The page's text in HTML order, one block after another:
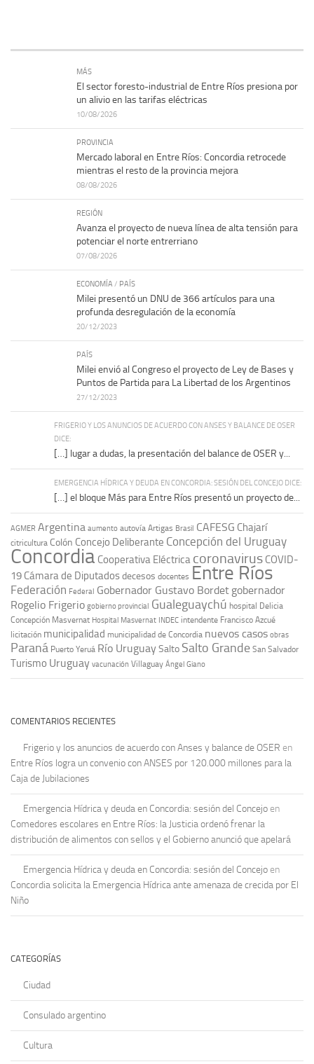
MÁS
El sector foresto-industrial de Entre Ríos presiona por
un alivio en las tarifas eléctricas
10/08/2026
PROVINCIA
Mercado laboral en Entre Ríos: Concordia retrocede
mientras el resto de la provincia mejora
08/08/2026
REGIÓN
Avanza el proyecto de nueva línea de alta tensión para
potenciar el norte entrerriano
07/08/2026
ECONOMÍA / PAÍS
Milei presentó un DNU de 366 artículos para una
profunda desregulación de la economía
20/12/2023
PAÍS
Milei envió al Congreso el proyecto de Ley de Bases y
Puntos de Partida para La Libertad de los Argentinos
27/12/2023
FRIGERIO Y LOS ANUNCIOS DE ACUERDO CON ANSES Y BALANCE DE OSER
DICE:
[…] lugar a dudas, la presentación del balance de OSER y...
EMERGENCIA HÍDRICA Y DEUDA EN CONCORDIA: SESIÓN DEL CONCEJO DICE:
[…] el bloque Más para Entre Ríos presentó un proyecto de...
AGMER Argentina aumento autovía Artigas Brasil CAFESG Chajarí
citricultura Colón Concejo Deliberante Concepción del Uruguay
Concordia Cooperativa Eléctrica coronavirus COVID-
19 Cámara de Diputadosdecesos docentes Entre Ríos
Federación Federal Gobernador Gustavo Bordet gobernador
Rogelio Frigerio gobierno provincial Gualeguaychú hospital Delicia
Concepción Masvernat Hospital Masvernat INDEC intendente Francisco Azcué
licitación municipalidad municipalidad de Concordia nuevos casos obras
Paraná Puerto Yeruá Río UruguaySalto Salto Grande San Salvador
Turismo Uruguay vacunación Villaguay Ángel Giano
COMENTARIOS RECIENTES
Frigerio y los anuncios de acuerdo con Anses y balance de OSER en
Entre Ríos logra un convenio con ANSES por 120.000 millones para la
Caja de Jubilaciones
Emergencia Hídrica y deuda en Concordia: sesión del Concejo en
Comedores escolares en Entre Ríos: la Justicia ordenó frenar la
distribución de alimentos con sellos y el Gobierno anunció que apelará
Emergencia Hídrica y deuda en Concordia: sesión del Concejo en
Concordia solicita la Emergencia Hídrica ante amenaza de crecida por El
Niño
CATEGORÍAS
Ciudad
Consulado argentino
Cultura